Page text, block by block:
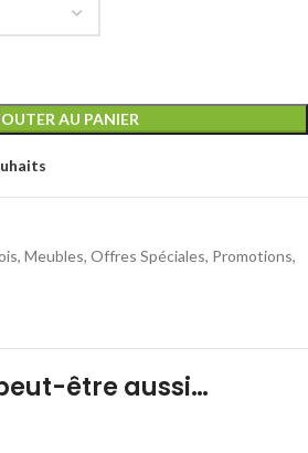
AU PANIER
, Meubles, Offres Spéciales, Promotions,
être aussi…